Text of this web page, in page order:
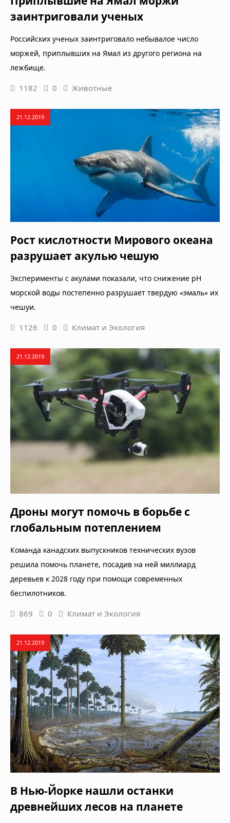
заинтриговали ученых
Российских ученых заинтриговало небывалое число
моржей, приплывших на Ямал из другого региона на
лежбище.
1182 0 Животные
21.12.2019
Рост кислотности Мирового океана
разрушает акулью чешую
Эксперименты с акулами показали, что снижение рН
морской воды постепенно разрушает твердую «эмаль» их
чешуи.
1126 0 Климат и Экология
21.12.2019
Дроны могут помочь в борьбе с
глобальным потеплением
Команда канадских выпускников технических вузов
решила помочь планете, посадив на ней миллиард
деревьев к 2028 году при помощи современных
беспилотников.
869 0 Климат и Экология
21.12.2019
В Нью-Йорке нашли останки
древнейших лесов на планете